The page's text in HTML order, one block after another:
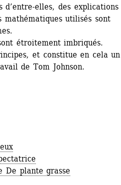
elles, des explications
mathématiques utilisés sont
étroitement imbriqués.
et constitue en cela un
de Tom Johnson.
De plante grasse